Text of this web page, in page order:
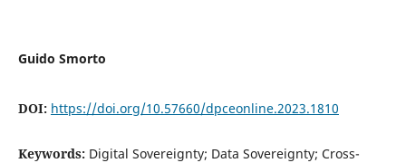
Guido Smorto
DOI: https://doi.org/10.57660/dpceonline.2023.1810
Keywords: Digital Sovereignty; Data Sovereignty; Cross-